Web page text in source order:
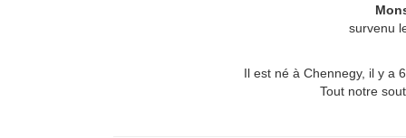
survenu
Il est né à Chennegy, il y a
Tout notre